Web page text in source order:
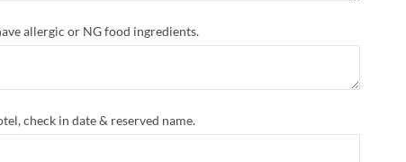
allergic or NG food ingredients.
check in date & reserved name.